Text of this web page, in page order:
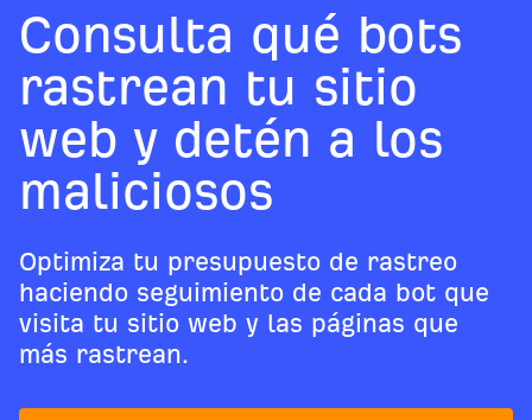
Consulta qué bots
rastrean tu sitio
web y detén a los
maliciosos
Optimiza tu presupuesto de rastreo
haciendo seguimiento de cada bot que
visita tu sitio web y las páginas que
más rastrean.